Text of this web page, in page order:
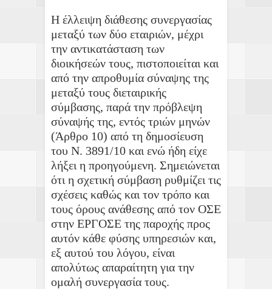
Η έλλειψη διάθεσης συνεργασίας
μεταξύ των δύο εταιριών, μέχρι
την αντικατάσταση των
διοικήσεών τους, πιστοποιείται και
από την απροθυμία σύναψης της
μεταξύ τους διεταιρικής
σύμβασης, παρά την πρόβλεψη
σύναψής της, εντός τριών μηνών
(Άρθρο 10) από τη δημοσίευση
του Ν. 3891/10 και ενώ ήδη είχε
λήξει η προηγούμενη. Σημειώνεται
ότι η σχετική σύμβαση ρυθμίζει τις
σχέσεις καθώς και τον τρόπο και
τους όρους ανάθεσης από τον ΟΣΕ
στην ΕΡΓΟΣΕ της παροχής προς
αυτόν κάθε φύσης υπηρεσιών και,
εξ αυτού του λόγου, είναι
απολύτως απαραίτητη για την
ομαλή συνεργασία τους.